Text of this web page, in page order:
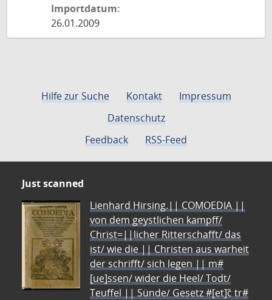
Importdatum:
26.01.2009
Hilfe zur Suche Kontakt
Impressum
Datenschutz
Feedback
RSS-Feed
Just scanned
Lienhard Hirsing.|| COMOEDIA ||
von dem geystlichen kampff/
Christ=||licher Ritterschafft/ das
ist/ wie die || Christen aus warheit
der schrifft/ sich legen || m#
[ue]ssen/ wider die Heel/ Todt/
Teuffel || Sünde/ Gesetz #[et]c̃ tr#